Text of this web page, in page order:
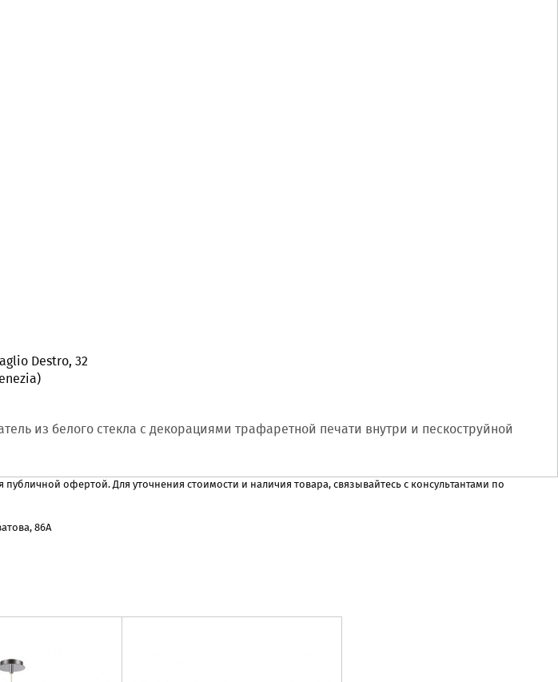
Destro, 32
из белого стекла с декорациями трафаретной печати внутри и пескоструйной
офертой. Для уточнения стоимости и наличия товара, связывайтесь с консультантами по
86А